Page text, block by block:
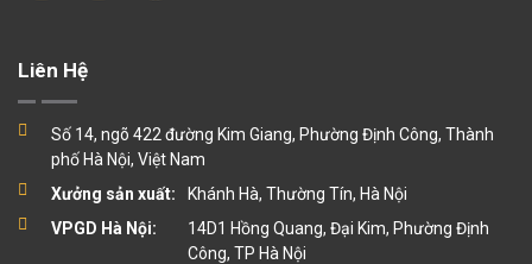
Liên Hệ
Số 14, ngõ 422 đường Kim Giang, Phường Định Công, Thành
phố Hà Nội, Việt Nam
Xưởng sản xuất:
Khánh Hà, Thường Tín, Hà Nội
VPGD Hà Nội:
14D1 Hồng Quang, Đại Kim, Phường Định
Công, TP Hà Nội